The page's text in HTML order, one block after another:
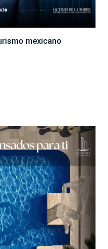
mexicano